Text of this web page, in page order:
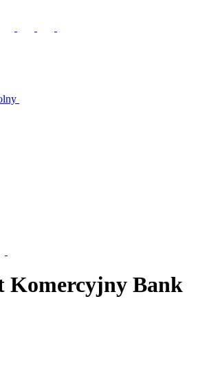
Komercyjny Bank